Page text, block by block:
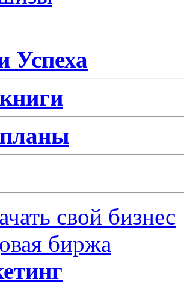
Успеха
свой бизнес
биржа